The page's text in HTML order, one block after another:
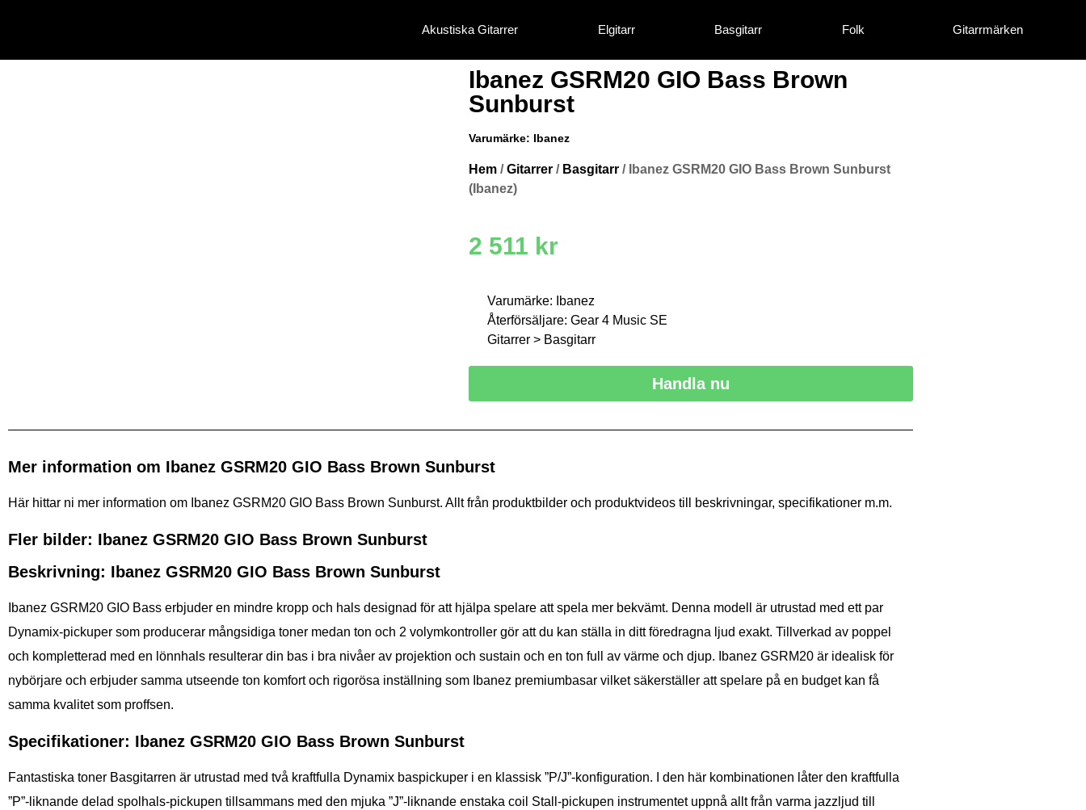
Akustiska Gitarrer Elgitarr Basgitarr Folk Gitarrmärken
Ibanez GSRM20 GIO Bass Brown
Sunburst
Varumärke: Ibanez
Hem /Gitarrer / Basgitarr / Ibanez GSRM20 GIO Bass Brown Sunburst
(Ibanez)
2 511 kr
Varumärke: Ibanez
Återförsäljare: Gear 4 Music SE
Gitarrer > Basgitarr
Handla nu
Mer information om Ibanez GSRM20 GIO Bass Brown Sunburst
Här hittar ni mer information om Ibanez GSRM20 GIO Bass Brown Sunburst. Allt från produktbilder och produktvideos till beskrivningar, specifikationer m.m.
Fler bilder: Ibanez GSRM20 GIO Bass Brown Sunburst
Beskrivning: Ibanez GSRM20 GIO Bass Brown Sunburst
Ibanez GSRM20 GIO Bass erbjuder en mindre kropp och hals designad för att hjälpa spelare att spela mer bekvämt. Denna modell är utrustad med ett par
Dynamix-pickuper som producerar mångsidiga toner medan ton och 2 volymkontroller gör att du kan ställa in ditt föredragna ljud exakt. Tillverkad av poppel
och kompletterad med en lönnhals resulterar din bas i bra nivåer av projektion och sustain och en ton full av värme och djup. Ibanez GSRM20 är idealisk för
nybörjare och erbjuder samma utseende ton komfort och rigorösa inställning som Ibanez premiumbasar vilket säkerställer att spelare på en budget kan få
samma kvalitet som proffsen.
Specifikationer: Ibanez GSRM20 GIO Bass Brown Sunburst
Fantastiska toner Basgitarren är utrustad med två kraftfulla Dynamix baspickuper i en klassisk ”P/J”-konfiguration. I den här kombinationen låter den kraftfulla
”P”-liknande delad spolhals-pickupen tillsammans med den mjuka ”J”-liknande enstaka coil Stall-pickupen instrumentet uppnå allt från varma jazzljud till